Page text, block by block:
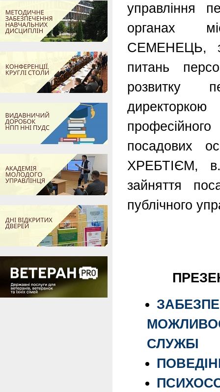
управління
органах
СЕМЕНЕЦЬ,
питань
розвитку
директоркою
посадових
ХРЕБТІЄМ,
зайняття
публічного
СЛУЖБІ